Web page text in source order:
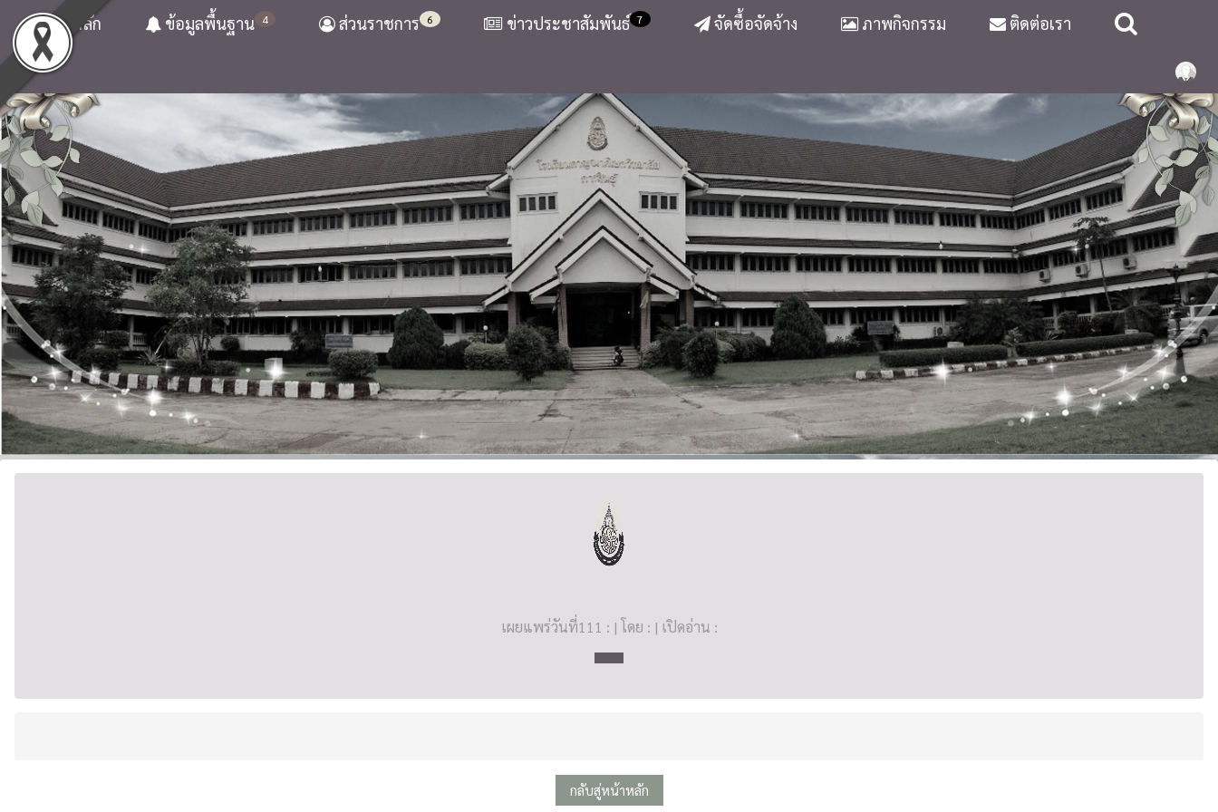
หน้าหลัก 4
ข้อมูลพื้นฐาน 6
ส่วนราชการ 7
ข่าวประชาสัมพันธ์ จัดซื้อจัดจ้าง ภาพกิจกรรม ติดต่อเรา
เผยแพร่วันที่111 : | โดย : | เปิดอ่าน :
กลับสู่หน้าหลัก